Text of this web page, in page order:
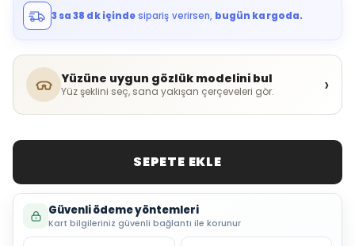
3 sa 38 dk içindesipariş verirsen, bugün kargoda.
Yüzüne uygun gözlük modelini bul
Yüz şeklini seç, sana yakışan çerçeveleri gör. ›
SEPETE EKLE
Güvenli ödeme yöntemleri
Kart bilgileriniz güvenli bağlantı ile korunur